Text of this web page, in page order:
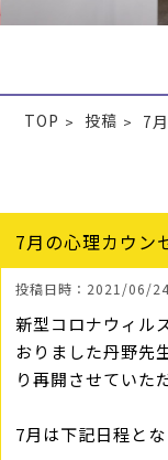
TOP 投稿 7
7月の心理カウン
投稿日時：2021/06/24
新型コロナウィル
おりました丹野先
り再開させていた
7月は下記日程とな